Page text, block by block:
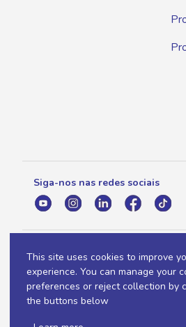
This site uses cookies to improve
experience. You can manage your
preferences or reject collection by
the buttons below
Siga-nos nas redes sociais
A venda e o consumo de bebidas
válidas para a loja eletrônica,
para menos, por conta de
do pedido. Produtos em
20/03/97). A venda está
Caso algum produto venha a